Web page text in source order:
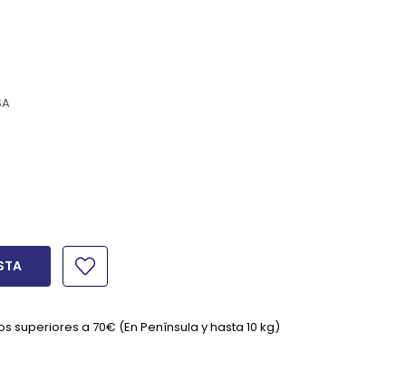
superiores a 70€ (En Península y hasta 10 kg)